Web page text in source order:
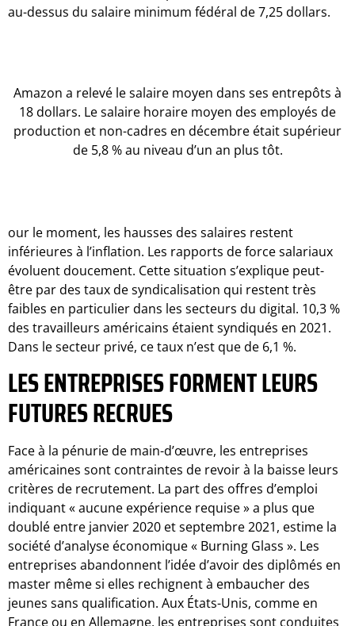
au-dessus du salaire minimum fédéral de 7,25 dollars.
Amazon a relevé le salaire moyen dans ses entrepôts à
18 dollars. Le salaire horaire moyen des employés de
production et non-cadres en décembre était supérieur
de 5,8 % au niveau d’un an plus tôt.
our le moment, les hausses des salaires restent
inférieures à l’inflation. Les rapports de force salariaux
évoluent doucement. Cette situation s’explique peut-
être par des taux de syndicalisation qui restent très
faibles en particulier dans les secteurs du digital. 10,3 %
des travailleurs américains étaient syndiqués en 2021.
Dans le secteur privé, ce taux n’est que de 6,1 %.
LES ENTREPRISES FORMENT LEURS
FUTURES RECRUES
Face à la pénurie de main-d’œuvre, les entreprises
américaines sont contraintes de revoir à la baisse leurs
critères de recrutement. La part des offres d’emploi
indiquant « aucune expérience requise » a plus que
doublé entre janvier 2020 et septembre 2021, estime la
société d’analyse économique « Burning Glass ». Les
entreprises abandonnent l’idée d’avoir des diplômés en
master même si elles rechignent à embaucher des
jeunes sans qualification. Aux États-Unis, comme en
France ou en Allemagne, les entreprises sont conduites